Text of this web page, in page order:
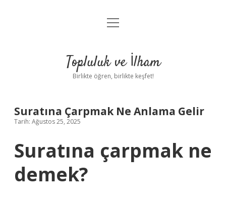
Anasayfa
Yasal Uyarı
menüyü
Topluluk ve İlham
Birlikte öğren, birlikte keşfet!
Suratına Çarpmak Ne Anlama Gelir
Tarih: Ağustos 25, 2025
Suratına çarpmak ne
demek?